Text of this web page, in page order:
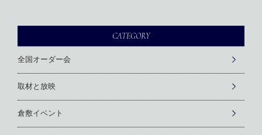
CATEGORY
全国オーダー会
取材と放映
倉敷イベント